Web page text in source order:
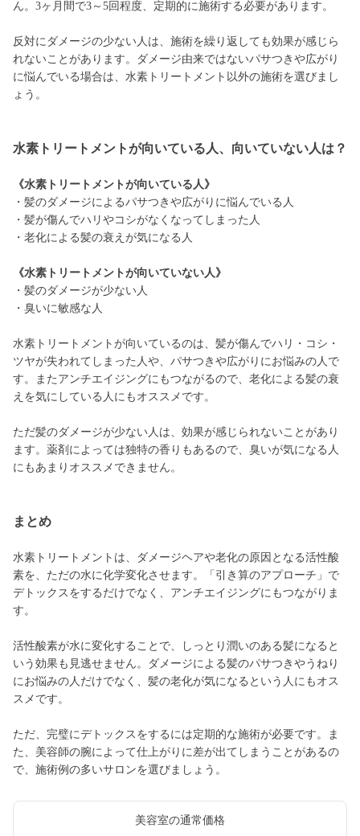
ん。3ヶ月間で3～5回程度、定期的に施術する必要があります。
反対にダメージの少ない人は、施術を繰り返しても効果が感じら
れないことがあります。ダメージ由来ではないパサつきや広がり
に悩んでいる場合は、水素トリートメント以外の施術を選びまし
ょう。
水素トリートメントが向いている人、向いていない人は？
《水素トリートメントが向いている人》
・髪のダメージによるパサつきや広がりに悩んでいる人
・髪が傷んでハリやコシがなくなってしまった人
・老化による髪の衰えが気になる人
《水素トリートメントが向いていない人》
・髪のダメージが少ない人
・臭いに敏感な人
水素トリートメントが向いているのは、髪が傷んでハリ・コシ・
ツヤが失われてしまった人や、パサつきや広がりにお悩みの人で
す。またアンチエイジングにもつながるので、老化による髪の衰
えを気にしている人にもオススメです。
ただ髪のダメージが少ない人は、効果が感じられないことがあり
ます。薬剤によっては独特の香りもあるので、臭いが気になる人
にもあまりオススメできません。
まとめ
水素トリートメントは、ダメージヘアや老化の原因となる活性酸
素を、ただの水に化学変化させます。「引き算のアプローチ」で
デトックスをするだけでなく、アンチエイジングにもつながりま
す。
活性酸素が水に変化することで、しっとり潤いのある髪になると
いう効果も見逃せません。ダメージによる髪のパサつきやうねり
にお悩みの人だけでなく、髪の老化が気になるという人にもオス
スメです。
ただ、完璧にデトックスをするには定期的な施術が必要です。ま
た、美容師の腕によって仕上がりに差が出てしまうことがあるの
で、施術例の多いサロンを選びましょう。
美容室の通常価格